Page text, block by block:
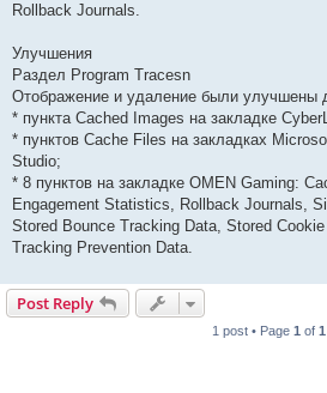
Rollback Journals.
Улучшения
Раздел Program Tracesn
Отображение и удаление были улучшены
* пункта Cached Images на закладке
* пунктов Cache Files на закладках
Studio;
* 8 пунктов на закладке OMEN Gaming:
Engagement Statistics, Rollback Journals,
Stored Bounce Tracking Data, Stored
Tracking Prevention Data.
Post Reply
1 post • Page 1 of 1